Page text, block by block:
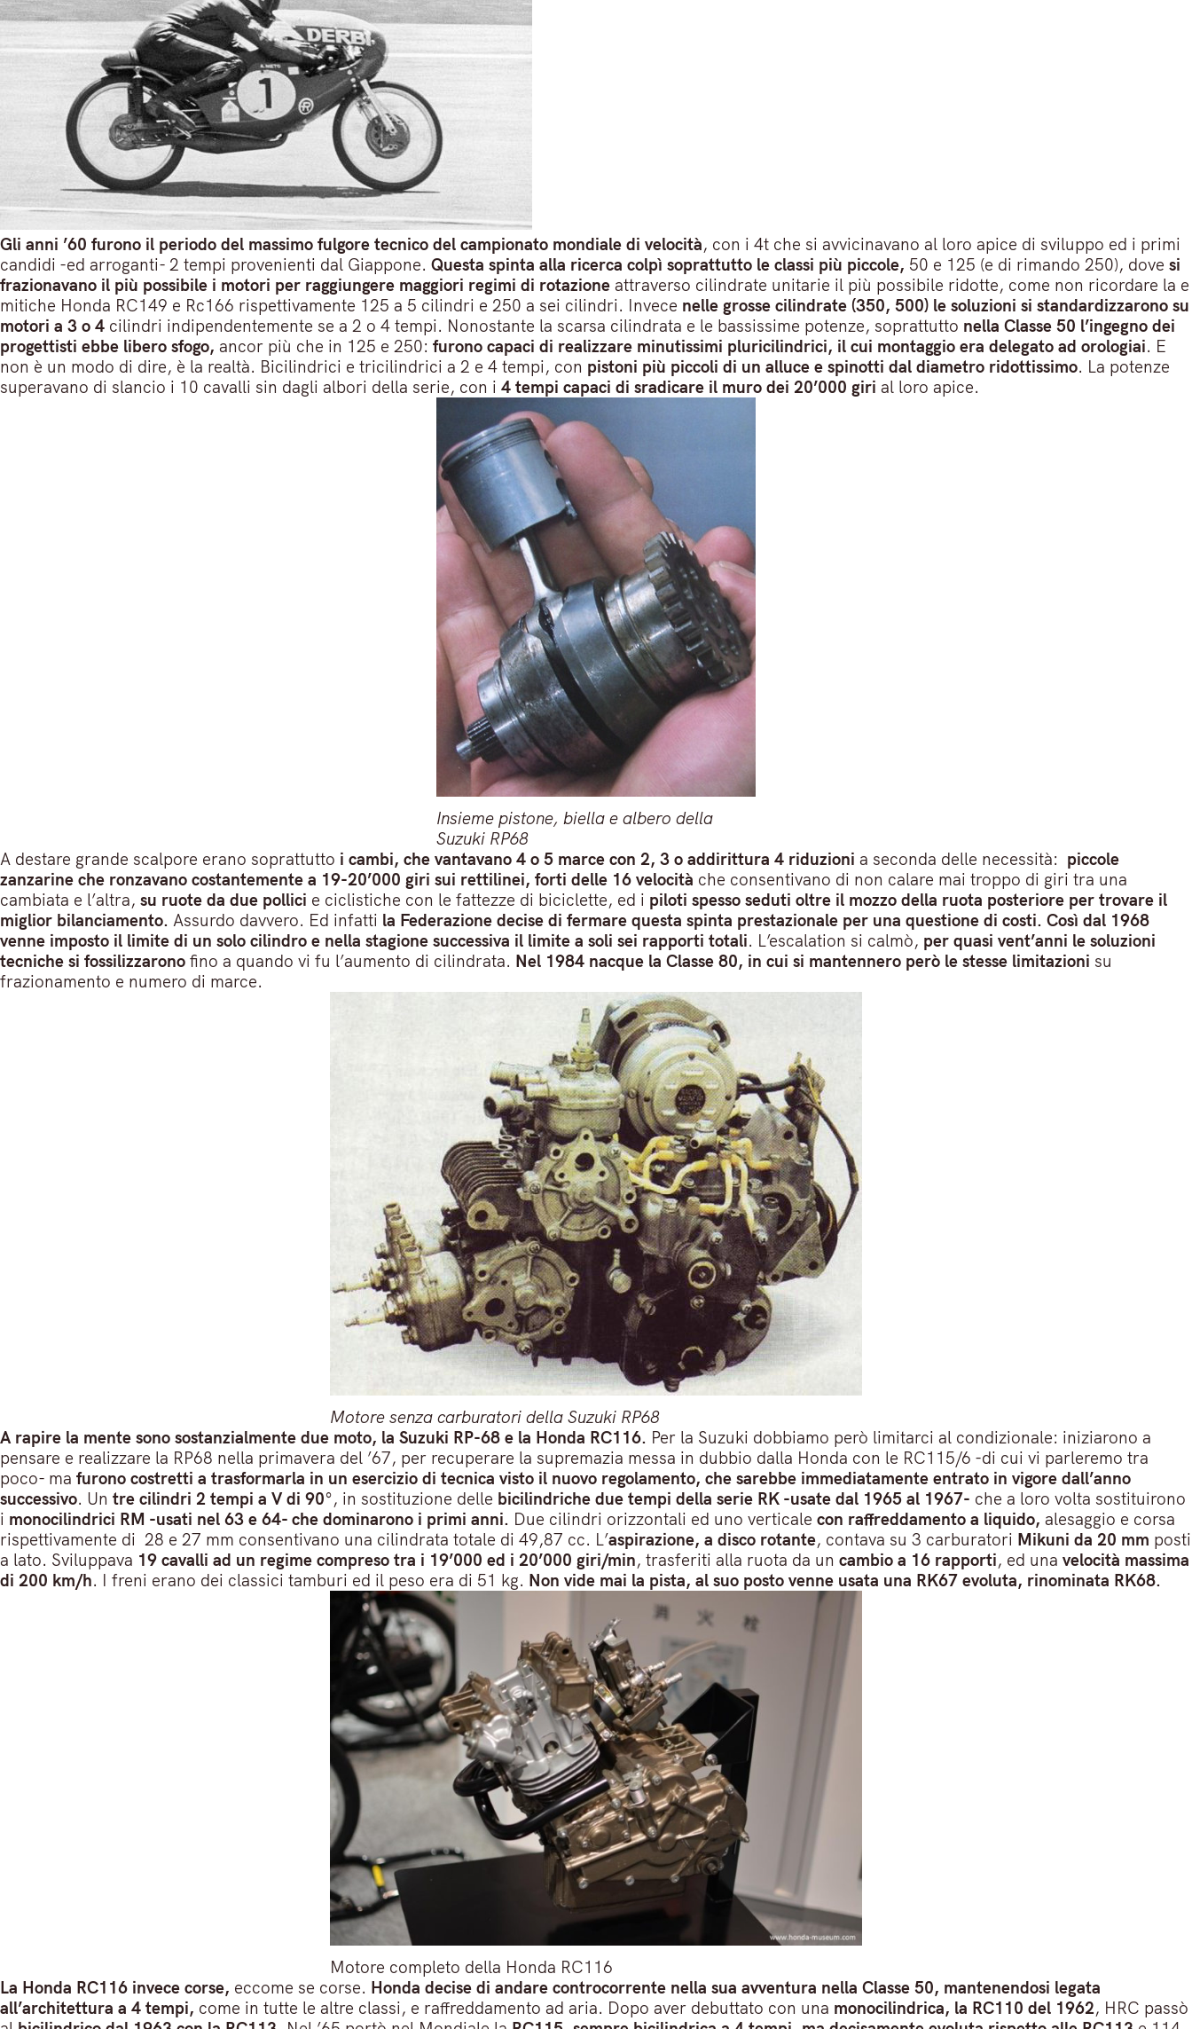
Gli anni ’60 furono il periodo del massimo fulgore tecnico del campionato mondiale di velocità, con i 4t che si avvicinavano al loro apice di sviluppo ed i primi
candidi -ed arroganti- 2 tempi provenienti dal Giappone. Questa spinta alla ricerca colpì soprattutto le classi più piccole, 50 e 125 (e di rimando 250), dove si
frazionavano il più possibile i motori per raggiungere maggiori regimi di rotazione attraverso cilindrate unitarie il più possibile ridotte, come non ricordare la e
mitiche Honda RC149 e Rc166 rispettivamente 125 a 5 cilindri e 250 a sei cilindri. Invece nelle grosse cilindrate (350, 500) le soluzioni si standardizzarono su
motori a 3 o 4 cilindri indipendentemente se a 2 o 4 tempi. Nonostante la scarsa cilindrata e le bassissime potenze, soprattutto nella Classe 50 l’ingegno dei
progettisti ebbe libero sfogo, ancor più che in 125 e 250: furono capaci di realizzare minutissimi pluricilindrici, il cui montaggio era delegato ad orologiai. E
non è un modo di dire, è la realtà. Bicilindrici e tricilindrici a 2 e 4 tempi, con pistoni più piccoli di un alluce e spinotti dal diametro ridottissimo. La potenze
superavano di slancio i 10 cavalli sin dagli albori della serie, con i 4 tempi capaci di sradicare il muro dei 20’000 giri al loro apice.
Insieme pistone, biella e albero della
Suzuki RP68
A destare grande scalpore erano soprattutto i cambi, che vantavano 4 o 5 marce con 2, 3 o addirittura 4 riduzioni a seconda delle necessità: piccole
zanzarine che ronzavano costantemente a 19-20’000 giri sui rettilinei, forti delle 16 velocità che consentivano di non calare mai troppo di giri tra una
cambiata e l’altra, su ruote da due pollici e ciclistiche con le fattezze di biciclette, ed i piloti spesso seduti oltre il mozzo della ruota posteriore per trovare il
miglior bilanciamento. Assurdo davvero. Ed infatti la Federazione decise di fermare questa spinta prestazionale per una questione di costi. Così dal 1968
venne imposto il limite di un solo cilindro e nella stagione successiva il limite a soli sei rapporti totali. L’escalation si calmò, per quasi vent’anni le soluzioni
tecniche si fossilizzarono fino a quando vi fu l’aumento di cilindrata. Nel 1984 nacque la Classe 80, in cui si mantennero però le stesse limitazioni su
frazionamento e numero di marce.
Motore senza carburatori della Suzuki RP68
A rapire la mente sono sostanzialmente due moto, la Suzuki RP-68 e la Honda RC116. Per la Suzuki dobbiamo però limitarci al condizionale: iniziarono a
pensare e realizzare la RP68 nella primavera del ’67, per recuperare la supremazia messa in dubbio dalla Honda con le RC115/6 -di cui vi parleremo tra
poco- ma furono costretti a trasformarla in un esercizio di tecnica visto il nuovo regolamento, che sarebbe immediatamente entrato in vigore dall’anno
successivo. Un tre cilindri 2 tempi a V di 90°, in sostituzione delle bicilindriche due tempi della serie RK -usate dal 1965 al 1967- che a loro volta sostituirono
i monocilindrici RM -usati nel 63 e 64- che dominarono i primi anni. Due cilindri orizzontali ed uno verticale con raffreddamento a liquido, alesaggio e corsa
rispettivamente di 28 e 27 mm consentivano una cilindrata totale di 49,87 cc. L’aspirazione, a disco rotante, contava su 3 carburatori Mikuni da 20 mm posti
a lato. Sviluppava 19 cavalli ad un regime compreso tra i 19’000 ed i 20’000 giri/min, trasferiti alla ruota da un cambio a 16 rapporti, ed una velocità massima
di 200 km/h. I freni erano dei classici tamburi ed il peso era di 51 kg. Non vide mai la pista, al suo posto venne usata una RK67 evoluta, rinominata RK68.
Motore completo della Honda RC116
La Honda RC116 invece corse, eccome se corse. Honda decise di andare controcorrente nella sua avventura nella Classe 50, mantenendosi legata
all’architettura a 4 tempi, come in tutte le altre classi, e raffreddamento ad aria. Dopo aver debuttato con una monocilindrica, la RC110 del 1962, HRC passò